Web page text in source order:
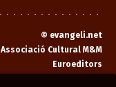
© evangeli.net
Associació Cultural M&M
Euroeditors